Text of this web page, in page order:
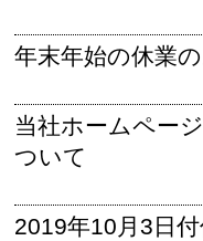
年末年始の休業
当社ホームペー
ついて
2019年10月3日